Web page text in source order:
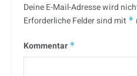
Deine E-Mail-Adresse wird
Erforderliche Felder sind mit *
Kommentar *